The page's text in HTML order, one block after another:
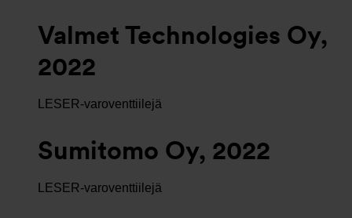
Valmet Technologies Oy,
2022
LESER-varoventtiilejä
Sumitomo Oy, 2022
LESER-varoventtiilejä